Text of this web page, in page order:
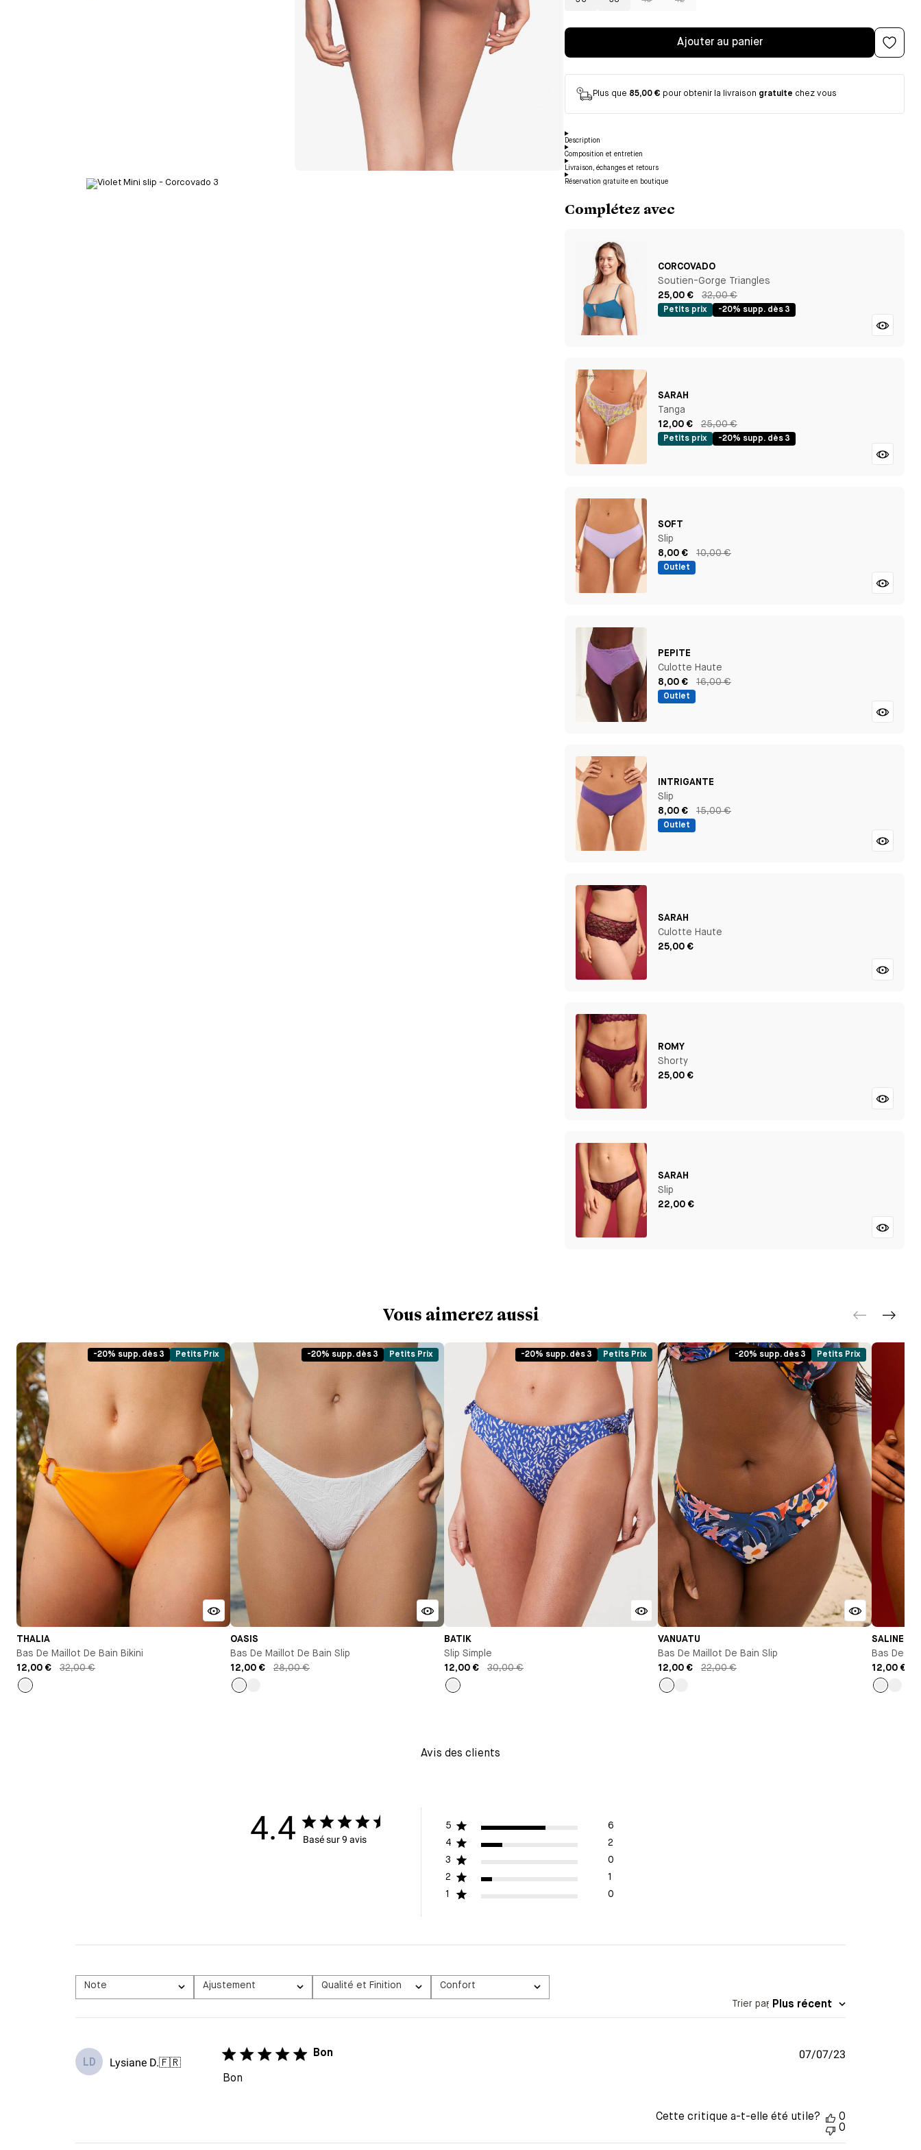
Ajouter au panier
Plus que 85,00 € pour obtenir la livraison gratuite chez vous
Description
Composition et entretien
Livraison, échanges et retours
Réservation gratuite en boutique
Complétez avec
CORCOVADO
Soutien-Gorge Triangles
25,00 €
32,00 €
Petits prix -20% supp. dès 3
SARAH
Tanga
12,00 €
25,00 €
Petits prix -20% supp. dès 3
SOFT
Slip
8,00 €
10,00 €
Outlet
PEPITE
Culotte Haute
8,00 €
16,00 €
Outlet
INTRIGANTE
Slip
8,00 €
15,00 €
Outlet
SARAH
Culotte Haute
25,00 €
ROMY
Shorty
25,00 €
SARAH
Slip
22,00 €
Vous aimerez aussi
-20% supp. dès 3 Petits Prix
THALIA
Bas De Maillot De Bain Bikini
12,00 €
32,00 €
Jaune
-20% supp. dès 3 Petits Prix
OASIS
Bas De Maillot De Bain Slip
12,00 €
28,00 €
Blanc
-20% supp. dès 3 Petits Prix
BATIK
Slip Simple
12,00 €
30,00 €
Imprimé
-20% supp. dès 3 Petits Prix
VANUATU
Bas De Maillot De Bain Slip
12,00 €
22,00 €
Imprimé
SALINE
Bas De
12,00 €
Bleu
Avis des clients
4.4 Basé sur 9 avis
5
6
4
2
3
0
2
1
1
0
Note
Toutes les évaluations
Ajustement
Tous
Qualité et Finition
Tous
Confort
Tous
Trier par: Plus récent
LD Lysiane D.🇫🇷
Bon
Bon
Date
07/07/23
Cette critique a-t-elle été utile?
0
0